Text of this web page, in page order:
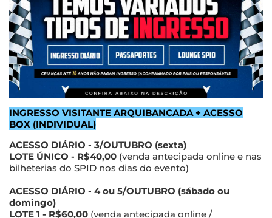
INGRESSO VISITANTE ARQUIBANCADA + ACESSO
BOX (INDIVIDUAL)
ACESSO DIÁRIO - 3/OUTUBRO (sexta)
LOTE ÚNICO - R$40,00 (venda antecipada online e nas
bilheterias do SPID nos dias do evento)
ACESSO DIÁRIO - 4 ou 5/OUTUBRO (sábado ou
domingo)
LOTE 1 - R$60,00 (venda antecipada online /